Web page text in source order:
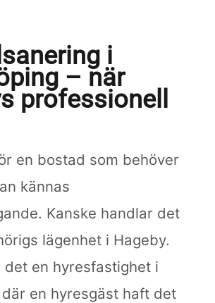
i
– när
professionell
en bostad som behöver
kännas
Kanske handlar det
lägenhet i Hageby.
det en hyresfastighet i
en hyresgäst haft det